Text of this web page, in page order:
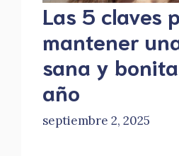
Las 5 claves
mantener
sana y
año
septiembre 2, 2025